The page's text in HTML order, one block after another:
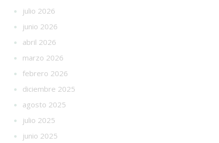
julio 2026
junio 2026
abril 2026
marzo 2026
febrero 2026
diciembre 2025
agosto 2025
julio 2025
junio 2025